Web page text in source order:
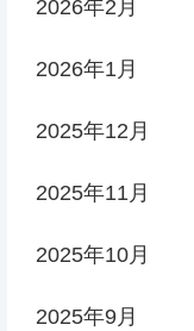
2026年2月
2026年1月
2025年12月
2025年11月
2025年10月
2025年9月